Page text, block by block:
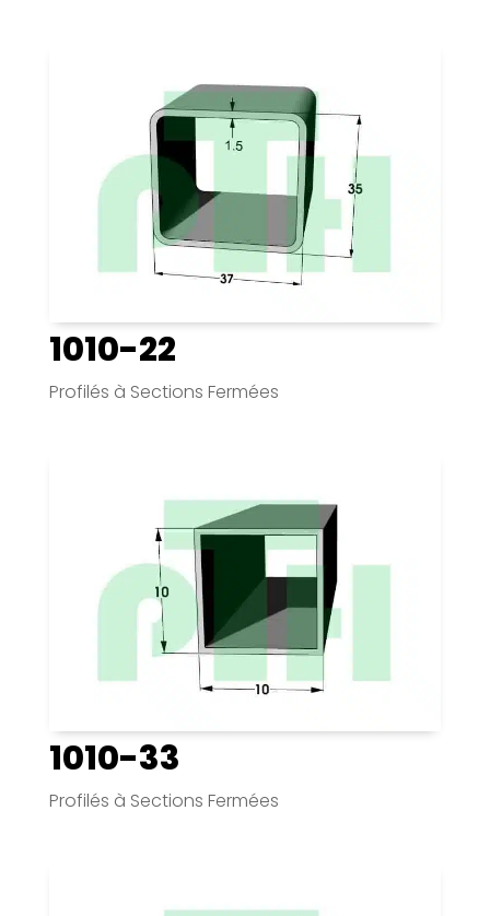
1010-22
Profilés à Sections Fermées
1010-33
Profilés à Sections Fermées